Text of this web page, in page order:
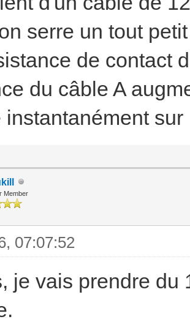
serre un tout
de contact
du câble A
instantanément
Member
07:07:52
je vais prendre du